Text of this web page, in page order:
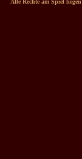
Alle Rechte am Spiel